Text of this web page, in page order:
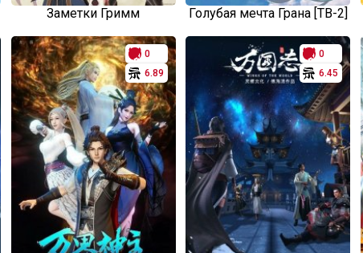
Заметки Гримм Голубая мечта Грана [ТВ-2]
0
6.89
0
6.45